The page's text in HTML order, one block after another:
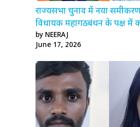
राज्यसभा चुनाव में नया
विधायक महागठबंधन के पक्ष में
by NEERAJ
June 17, 2026